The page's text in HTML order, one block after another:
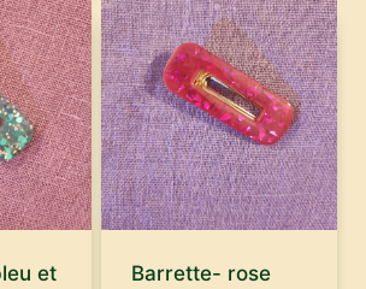
et
Barrette- rose